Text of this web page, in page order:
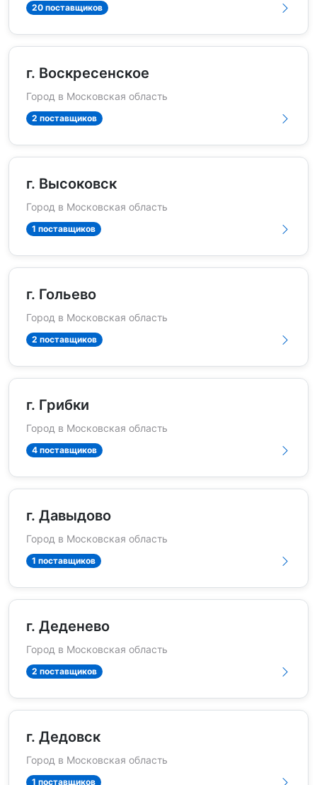
20 поставщиков
г. Воскресенское
Город в Московская область
2 поставщиков
г. Высоковск
Город в Московская область
1 поставщиков
г. Гольево
Город в Московская область
2 поставщиков
г. Грибки
Город в Московская область
4 поставщиков
г. Давыдово
Город в Московская область
1 поставщиков
г. Деденево
Город в Московская область
2 поставщиков
г. Дедовск
Город в Московская область
1 поставщиков